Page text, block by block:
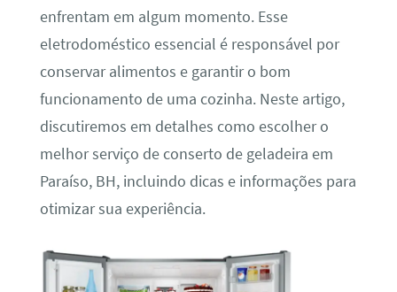
enfrentam em algum momento. Esse
eletrodoméstico essencial é responsável por
conservar alimentos e garantir o bom
funcionamento de uma cozinha. Neste artigo,
discutiremos em detalhes como escolher o
melhor serviço de conserto de geladeira em
Paraíso, BH, incluindo dicas e informações para
otimizar sua experiência.